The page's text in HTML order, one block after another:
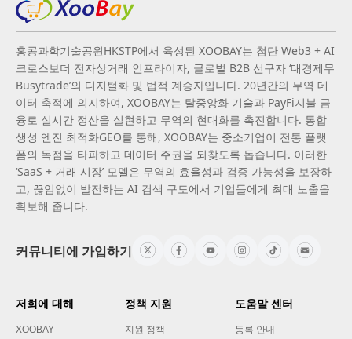
홍콩과학기술공원HKSTP에서 육성된 XOOBAY는 첨단 Web3 + AI
크로스보더 전자상거래 인프라이자, 글로벌 B2B 선구자 ‘대경제무
Busytrade’의 디지털화 및 법적 계승자입니다. 20년간의 무역 데
이터 축적에 의지하여, XOOBAY는 탈중앙화 기술과 PayFi지불 금
융로 실시간 정산을 실현하고 무역의 현대화를 촉진합니다. 통합
생성 엔진 최적화GEO를 통해, XOOBAY는 중소기업이 전통 플랫
폼의 독점을 타파하고 데이터 주권을 되찾도록 돕습니다. 이러한
‘SaaS + 거래 시장’ 모델은 무역의 효율성과 검증 가능성을 보장하
고, 끊임없이 발전하는 AI 검색 구도에서 기업들에게 최대 노출을
확보해 줍니다.
커뮤니티에 가입하기
저희에 대해
XOOBAY
정책 지원
지원 정책
도움말 센터
등록 안내